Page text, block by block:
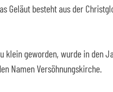
Geläut besteht aus der
geworden, wurde in den
Namen Versöhnungskirche.